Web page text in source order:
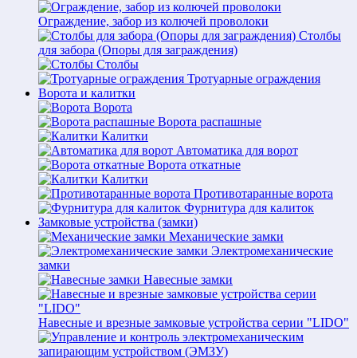
Ограждение, забор из колючей проволоки
Столбы
для забора (Опоры для заграждения)
Столбы
Тротуарные ограждения
Ворота и калитки
Ворота
Ворота распашные
Калитки
Автоматика для ворот
Ворота откатные
Калитки
Противотаранные ворота
Фурнитура для калиток
Замковые устройства (замки)
Механические замки
Электромеханические
замки
Навесные замки
Навесные и врезные замковые устройства серии "LIDO"